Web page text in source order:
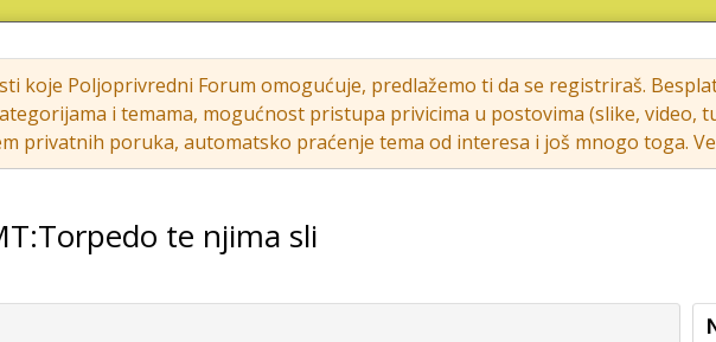
koje Poljoprivredni Forum omogućuje, predlažemo ti da se registriraš.
i temama, mogućnost pristupa privicima u postovima (slike, video,
privatnih poruka, automatsko praćenje tema od interesa i još mnogo toga.
te njima sli